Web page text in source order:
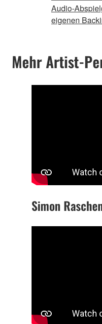
Audio-
eigenen
Mehr Artist-
Simon